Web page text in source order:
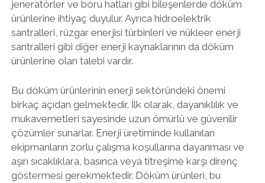
jeneratörler ve boru hatları gibi bileşenlerde döküm
ürünlerine ihtiyaç duyulur. Ayrıca hidroelektrik
santralleri, rüzgar enerjisi türbinleri ve nükleer enerji
santralleri gibi diğer enerji kaynaklarının da döküm
ürünlerine olan talebi vardır.
Bu döküm ürünlerinin enerji sektöründeki önemi
birkaç açıdan gelmektedir. İlk olarak, dayanıklılık ve
mukavemetleri sayesinde uzun ömürlü ve güvenilir
çözümler sunarlar. Enerji üretiminde kullanılan
ekipmanların zorlu çalışma koşullarına dayanması ve
aşırı sıcaklıklara, basınca veya titreşime karşı direnç
göstermesi gerekmektedir. Döküm ürünleri, bu